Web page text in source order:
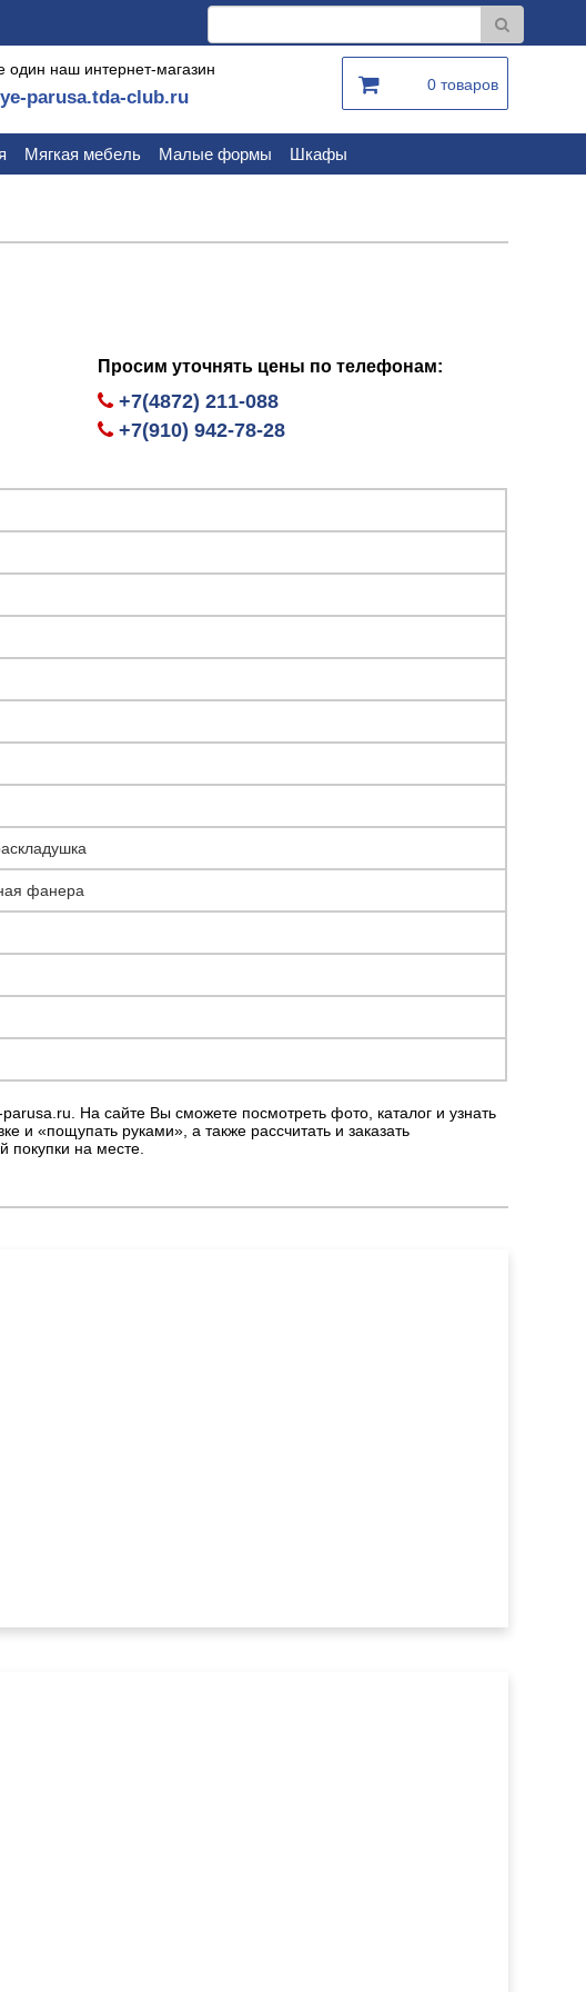
один наш интернет-магазин
parusa.tda-club.ru
0 товаров
Мягкая мебель Малые формы Шкафы
Просим уточнять цены по телефонам:
+7(4872) 211-088
+7(910) 942-78-28
фанера
На сайте Вы сможете посмотреть фото, каталог и узнать
«пощупать руками», а также рассчитать и заказать
покупки на месте.